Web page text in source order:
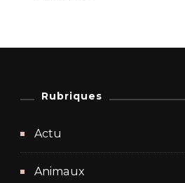
Rubriques
Actu
Animaux